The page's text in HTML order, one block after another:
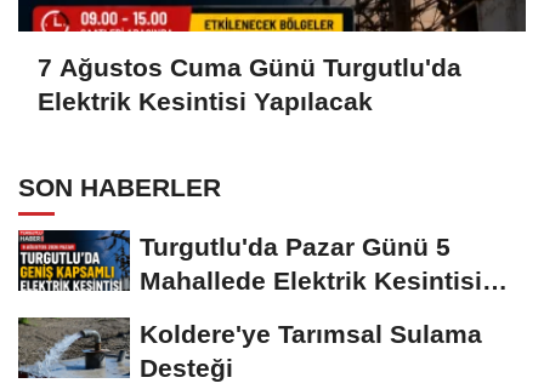
7 Ağustos Cuma Günü Turgutlu'da
Elektrik Kesintisi Yapılacak
SON HABERLER
Turgutlu'da Pazar Günü 5
Mahallede Elektrik Kesintisi
Koldere'ye Tarımsal Sulama
Desteği